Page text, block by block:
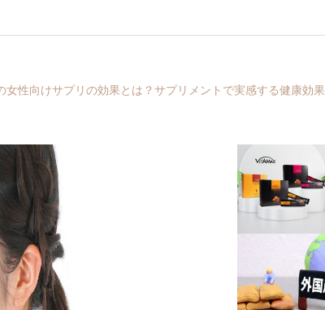
女性向けサプリの効果とは？サプリメントで実感する健康効果